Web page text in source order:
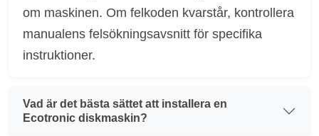
om maskinen. Om felkoden kvarstår, kontrollera
manualens felsökningsavsnitt för specifika
instruktioner.
Vad är det bästa sättet att installera en
Ecotronic diskmaskin?